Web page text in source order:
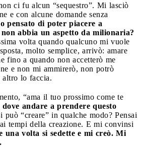
ci fu alcun “sequestro”. Mi lasciò
e con alcune domande senza
pensato di poter piacere a
abbia un aspetto da milionaria?
volta quando qualcuno mi vuole
molto semplice, arrivò: amare
fino a quando non accetterò me
e non mi ammirerò, non potrò
altro lo faccia.
“ama il tuo prossimo come te
dove andare a prendere questo
può “creare” in qualche modo? Pensai
tempi della creazione. E mi convinsi
una volta si sedette e mi creò. Mi